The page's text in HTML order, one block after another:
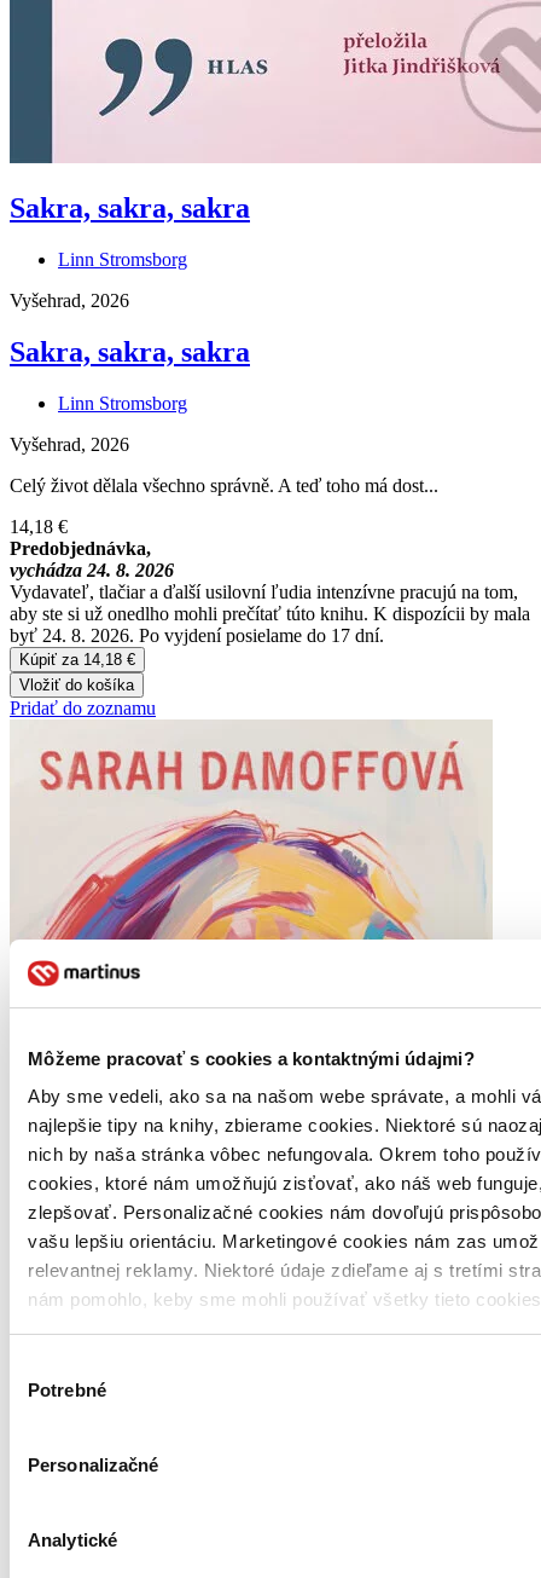
Môžeme pracovať s cookies a kontaktnými údajmi?
Aby sme vedeli, ako sa na našom webe správate, a mohli
najlepšie tipy na knihy, zbierame cookies. Niektoré sú
nich by naša stránka vôbec nefungovala. Okrem toho
cookies, ktoré nám umožňujú zisťovať, ako náš web
zlepšovať. Personalizačné cookies nám dovoľujú
vašu lepšiu orientáciu. Marketingové cookies nám zas
relevantnej reklamy. Niektoré údaje zdieľame aj s tretími
nám pomohlo, keby sme mohli používať všetky tieto
súhlasu
Potrebné
Personalizačné
Analytické
Sakra, sakra, sakra
Linn Stromsborg
Vyšehrad, 2026
Sakra, sakra, sakra
Linn Stromsborg
Vyšehrad, 2026
Celý život dělala všechno správně. A teď toho má dost...
14,18 €
Predobjednávka,
vychádza 24. 8. 2026
Vydavateľ, tlačiar a ďalší usilovní ľudia intenzívne pracujú na tom,
aby ste si už onedlho mohli prečítať túto knihu. K dispozícii by mala
byť 24. 8. 2026. Po vyjdení posielame do 17 dní.
Kúpiť za 14,18 €
Vložiť do košíka
Pridať do zoznamu
Sarah Damoff